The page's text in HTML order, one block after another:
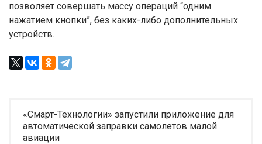
позволяет совершать массу операций “одним
нажатием кнопки”, без каких-либо дополнительных
устройств.
«Смарт-Технологии» запустили приложение для
автоматической заправки самолетов малой
авиации